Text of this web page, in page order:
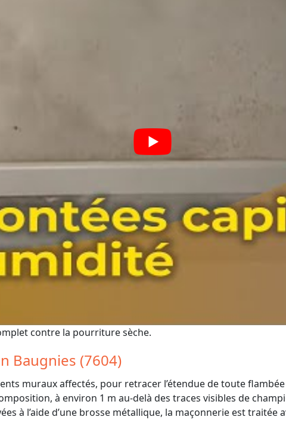
contre la pourriture sèche.
Baugnies (7604)
muraux affectés, pour retracer l’étendue de toute
à environ 1 m au-delà des traces visibles de
à l’aide d’une brosse métallique, la maçonnerie est